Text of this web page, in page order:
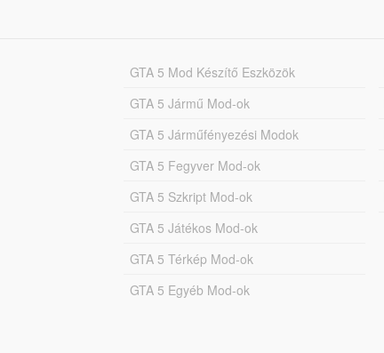
GTA 5 Mod Készítő Eszközök
GTA 5 Jármű Mod-ok
GTA 5 Járműfényezési Modok
GTA 5 Fegyver Mod-ok
GTA 5 Szkript Mod-ok
GTA 5 Játékos Mod-ok
GTA 5 Térkép Mod-ok
GTA 5 Egyéb Mod-ok